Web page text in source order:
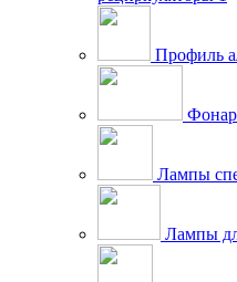
Профиль
Лампы
Лампы